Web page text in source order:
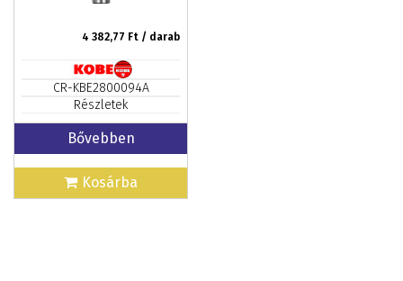
4 382,77 Ft / darab
CR-KBE2800094A
Részletek
Bővebben
Kosárba